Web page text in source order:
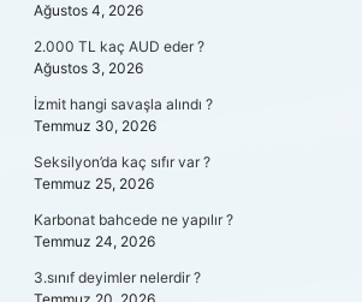
Ağustos 4, 2026
2.000 TL kaç AUD eder ?
Ağustos 3, 2026
İzmit hangi savaşla alındı ?
Temmuz 30, 2026
Seksilyon’da kaç sıfır var ?
Temmuz 25, 2026
Karbonat bahcede ne yapılır ?
Temmuz 24, 2026
3.sınıf deyimler nelerdir ?